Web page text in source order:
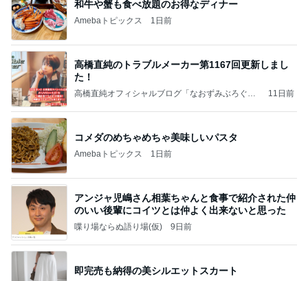
和牛や蟹も食べ放題のお得なディナー
Amebaトピックス 1日前
高橋直純のトラブルメーカー第1167回更新しまし
た！
高橋直純オフィシャルブログ「なおずみぶろぐ」
11日前
コメダのめちゃめちゃ美味しいパスタ
Amebaトピックス 1日前
アンジャ児嶋さん相葉ちゃんと食事で紹介された仲
のいい後輩にコイツとは仲よく出来ないと思った
喋り場ならぬ語り場(仮) 9日前
即完売も納得の美シルエットスカート